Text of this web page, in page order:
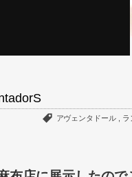
アヴェンタドール ラ